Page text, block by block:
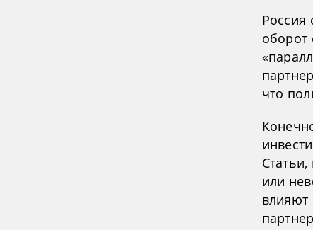
Россия
оборот
что
или
влияют